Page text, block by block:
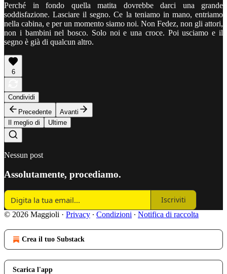
Perché in fondo quella matita dovrebbe darci una grande
soddisfazione. Lasciare il segno. Ce la teniamo in mano, entriamo
nella cabina, e per un momento siamo noi. Non Fedez, non gli attori,
non i bambini nel bosco. Solo noi e una croce. Poi usciamo e il
segno è già di qualcun altro.
6
Condividi
Precedente
Avanti
Il meglio di
Ultime
Nessun post
Assolutamente, procediamo.
Iscriviti
© 2026 Maggioli · Privacy ∙ Condizioni ∙ Notifica di raccolta
Crea il tuo Substack
Scarica l'app